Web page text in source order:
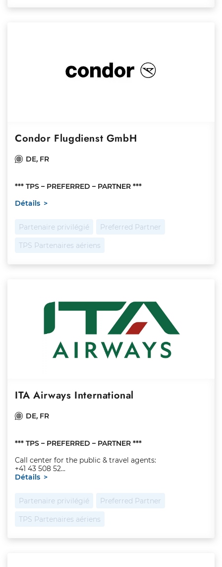
Condor Flugdienst GmbH
DE, FR
*** TPS – PREFERRED – PARTNER ***
Détails
Partenaire privilégié Preferred Partner
TPS Partenaires aériens
ITA Airways International
DE, FR
*** TPS – PREFERRED – PARTNER ***
Call center for the public & travel agents:
+41 43 508 52...
Détails
Partenaire privilégié Preferred Partner
TPS Partenaires aériens